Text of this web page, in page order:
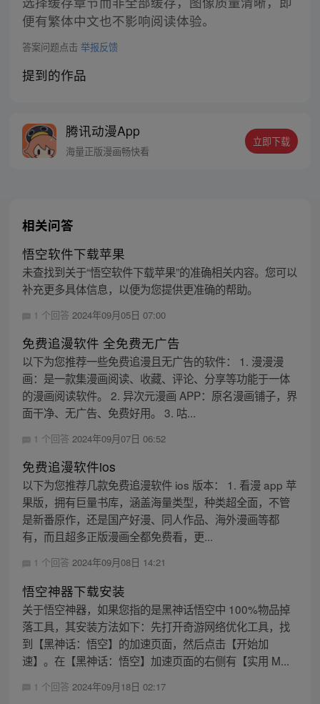
便有繁体中文也不影响阅读体验。
答案问题点击 举报反馈
提到的作品
腾讯动漫App
海量正版漫画畅快看
立即下载
相关问答
悟空软件下载苹果
未查找到关于“悟空软件下载苹果”的准确相关内容。您可以
补充更多具体信息，以便为您提供更准确的帮助。
1 个回答 2024年09月05日 07:00
免费追漫软件 全免费无广告
以下为您推荐一些免费追漫且无广告的软件： 1. 漫漫漫
画：是一款集漫画阅读、收藏、评论、分享等功能于一体
的漫画阅读软件。 2. 异次元漫画 APP：原名漫画铺子，界
面干净、无广告、免费好用。 3. 咕...
1 个回答 2024年09月07日 06:52
免费追漫软件ios
以下为您推荐几款免费追漫软件 ios 版本： 1. 看漫 app 苹
果版，拥有巨量书库，涵盖海量类型，种类超全面，不管
是新番原作，还是国产好漫、同人作品、海外漫画等都
有，而且超多正版漫画全都免费看，更...
1 个回答 2024年09月08日 14:21
悟空神器下载安装
关于悟空神器，如果您指的是黑神话悟空中 100%物品掉
落工具，其安装方法如下：先打开奇游网络优化工具，找
到【黑神话：悟空】的加速页面，然后点击【开始加
速】。在【黑神话：悟空】加速页面的右侧有【实用 M...
1 个回答 2024年09月18日 02:17